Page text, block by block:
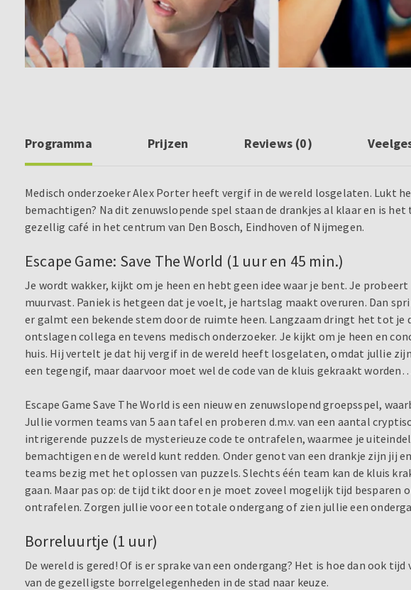
Programma Prijzen Reviews (0)
Medisch onderzoeker Alex Porter heeft vergif in de wereld losgelaten. Lukt
bemachtigen? Na dit zenuwslopende spel staan de drankjes al klaar en is
gezellig café in het centrum van Den Bosch, Eindhoven of Nijmegen.
Escape Game: Save The World (1 uur en 45 min.)
Je wordt wakker, kijkt om je heen en hebt geen idee waar je bent. Je
muurvast. Paniek is hetgeen dat je voelt, je hartslag maakt overuren. Dan
er galmt een bekende stem door de ruimte heen. Langzaam dringt het tot je
ontslagen collega en tevens medisch onderzoeker. Je kijkt om je heen en
huis. Hij vertelt je dat hij vergif in de wereld heeft losgelaten, omdat jullie
een tegengif, maar daarvoor moet wel de code van de kluis gekraakt
Escape Game Save The World is een nieuw en zenuwslopend groepsspel,
Jullie vormen teams van 5 aan tafel en proberen d.m.v. van een aantal
intrigerende puzzels de mysterieuze code te ontrafelen, waarmee je
bemachtigen en de wereld kunt redden. Onder genot van een drankje zijn jij
teams bezig met het oplossen van puzzels. Slechts één team kan de kluis
gaan. Maar pas op: de tijd tikt door en je moet zoveel mogelijk tijd besparen
ontrafelen. Zorgen jullie voor een totale ondergang of zien jullie een
Borreluurtje (1 uur)
De wereld is gered! Of is er sprake van een ondergang? Het is hoe dan ook
van de gezelligste borrelgelegenheden in de stad naar keuze.